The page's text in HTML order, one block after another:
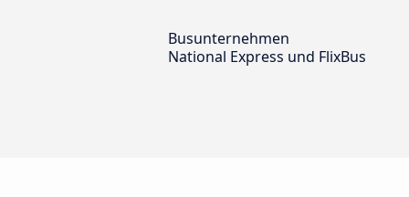
Busunternehmen
National Express und FlixBus